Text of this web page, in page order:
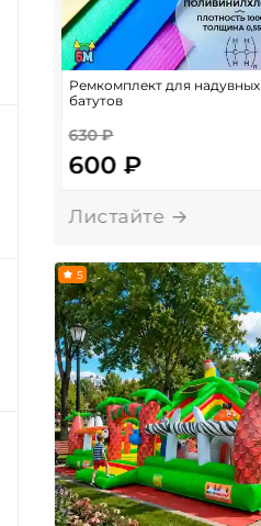
Ремкомплект для надувных
батутов
630 ₽
600 ₽
5